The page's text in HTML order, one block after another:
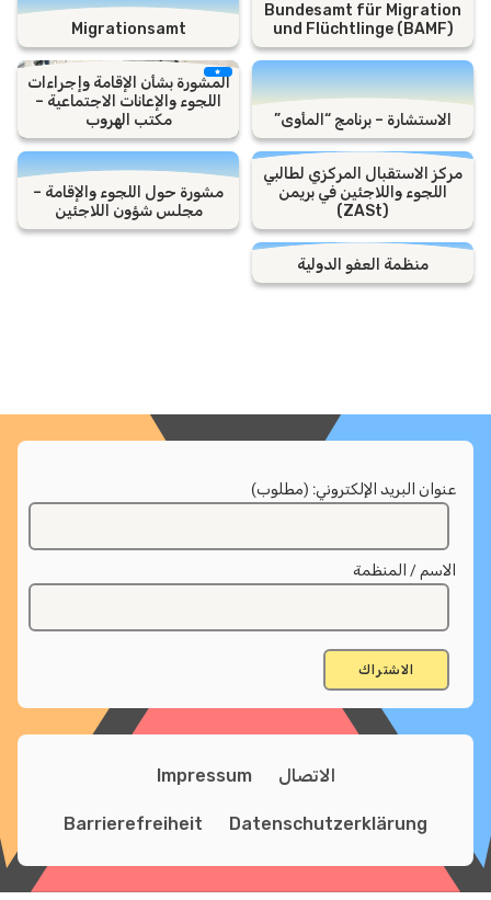
Bundesamt für Migration
und Flüchtlinge (BAMF)
Migrationsamt
الاستشارة – برنامج “المأوى”
المشورة بشأن الإقامة وإجراءات
اللجوء والإعانات الاجتماعية –
مكتب الهروب
مركز الاستقبال المركزي لطالبي
اللجوء واللاجئين في بريمن
مشورة حول اللجوء والإقامة –
مجلس شؤون اللاجئين
منظمة العفو الدولية
عنوان البريد الإلكتروني: (مطلوب)
الاسم / المنظمة
الاتصال Impressum
Datenschutzerklärung
Barrierefreiheit